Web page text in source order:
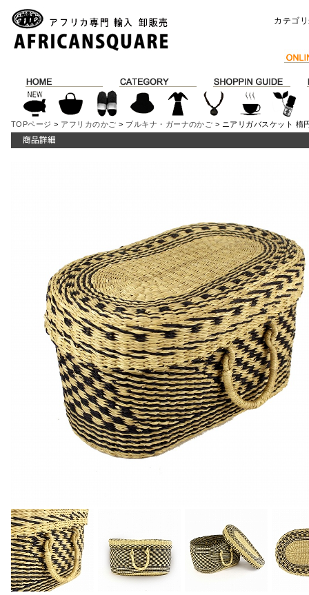
カテゴ
TOPページ > アフリカのかご > ブルキナ・ガーナのかご > ニアリガバスケット 楕